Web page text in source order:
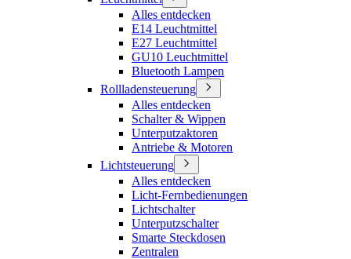
Alles entdecken
E14 Leuchtmittel
E27 Leuchtmittel
GU10 Leuchtmittel
Bluetooth Lampen
Rollladensteuerung
Alles entdecken
Schalter & Wippen
Unterputzaktoren
Antriebe & Motoren
Lichtsteuerung
Alles entdecken
Licht-Fernbedienungen
Lichtschalter
Unterputzschalter
Smarte Steckdosen
Zentralen